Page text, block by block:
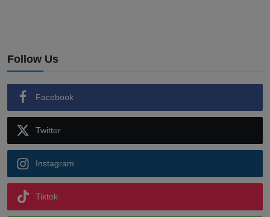
Follow Us
Facebook
Twitter
Instagram
Tiktok